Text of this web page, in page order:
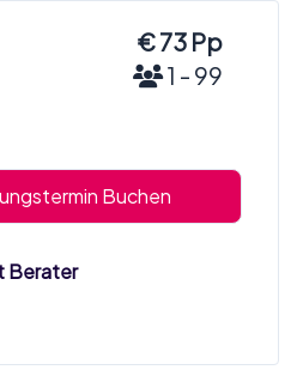
€ 73 Pp
1 - 99
Buchen
Berater